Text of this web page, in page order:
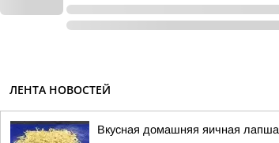
ЛЕНТА НОВОСТЕЙ
Вкусная домашняя яичная лапша